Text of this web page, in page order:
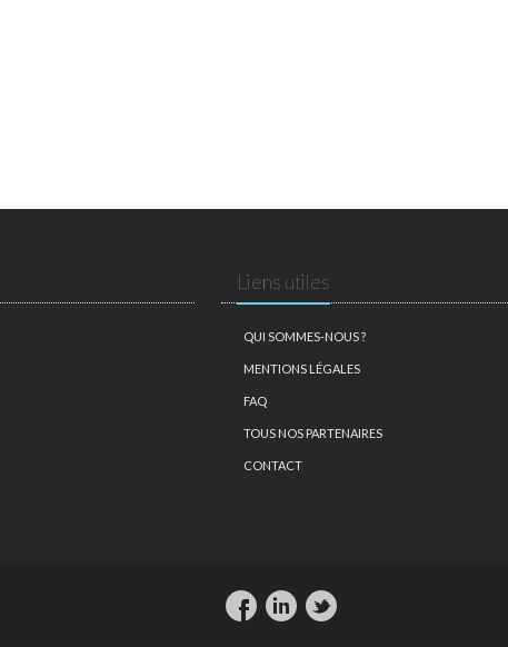
Liens utiles
QUI SOMMES-NOUS ?
MENTIONS LÉGALES
FAQ
TOUS NOS PARTENAIRES
CONTACT